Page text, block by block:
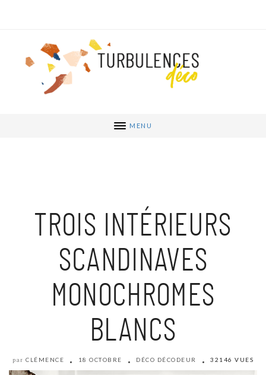
MENU
TROIS INTÉRIEURS
SCANDINAVES
MONOCHROMES
BLANCS
par CLÉMENCE 18 OCTOBRE DÉCO DÉCODEUR 32146 VUES